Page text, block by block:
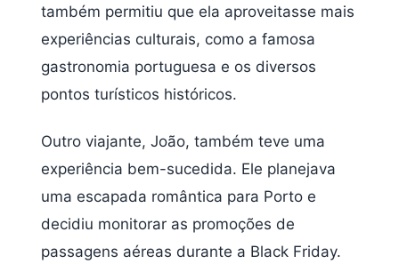
também permitiu que ela aproveitasse mais
experiências culturais, como a famosa
gastronomia portuguesa e os diversos
pontos turísticos históricos.
Outro viajante, João, também teve uma
experiência bem-sucedida. Ele planejava
uma escapada romântica para Porto e
decidiu monitorar as promoções de
passagens aéreas durante a Black Friday.